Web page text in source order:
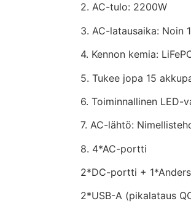
2. AC-tulo: 2200W
3. AC-latausaika: Noin
4. Kennon kemia:
5. Tukee jopa 15
6. Toiminnallinen LED-
7. AC-lähtö:
8. 4*AC-portti
2*DC-portti +
2*USB-A (pikalataus